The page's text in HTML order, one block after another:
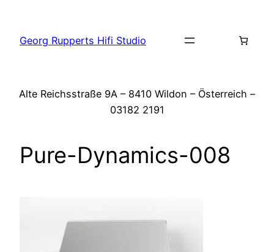
springen
Georg Rupperts Hifi Studio
Alte Reichsstraße 9A – 8410 Wildon – Österreich –
03182 2191
Pure-Dynamics-008